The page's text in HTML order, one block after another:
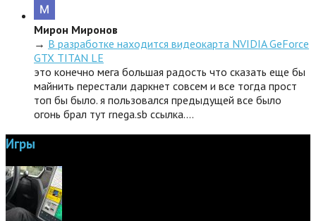
Мирон Миронов
→ В разработке находится видеокарта NVIDIA GeForce
GTX TITAN LE
это конечно мега большая радость что сказать еще бы
майнить перестали даркнет совсем и все тогда прост
топ бы было. я пользовался предыдущей все было
огонь брал тут rnega.sb ссылка.…
Игры